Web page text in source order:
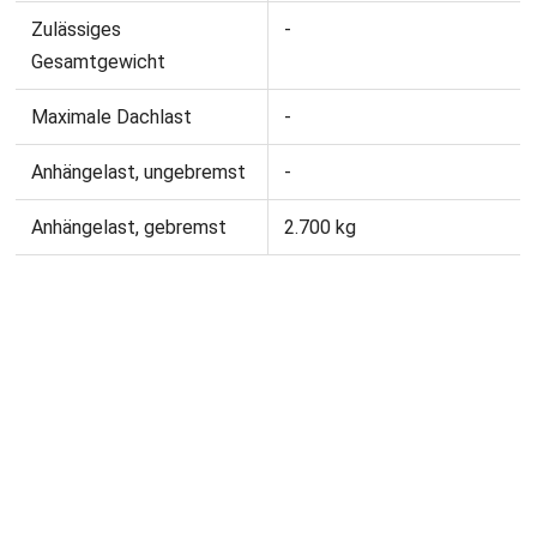
Zulässiges
Gesamtgewicht
-
Maximale Dachlast -
Anhängelast, ungebremst -
Anhängelast, gebremst 2.700 kg